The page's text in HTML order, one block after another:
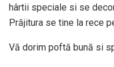
hârtii speciale si se
Prăjitura se tine la rece
Vă dorim poftă bună si